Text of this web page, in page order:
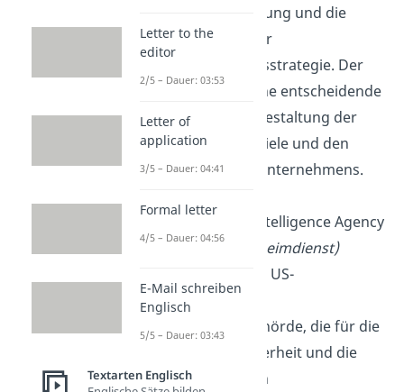
Geschäftsführung und die
Umsetzung der
Unternehmensstrategie. Der
CEO hat oft eine entscheidende
Rolle bei der Gestaltung der
langfristigen Ziele und den
Visionen des Unternehmens.
: Central Intelligence Agency
(Zentraler Geheimdienst)
Die CIA ist eine US-
amerikanische
Regierungsbehörde, die für die
nationale Sicherheit und die
Sammlung von
Letter to the
editor
2/5 – Dauer: 03:53
Letter of
application
3/5 – Dauer: 04:41
Formal letter
4/5 – Dauer: 04:56
E-Mail schreiben
Englisch
5/5 – Dauer: 03:43
Textarten Englisch